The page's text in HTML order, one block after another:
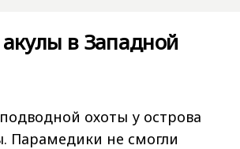
в Западной
охоты у острова
Парамедики не смогли